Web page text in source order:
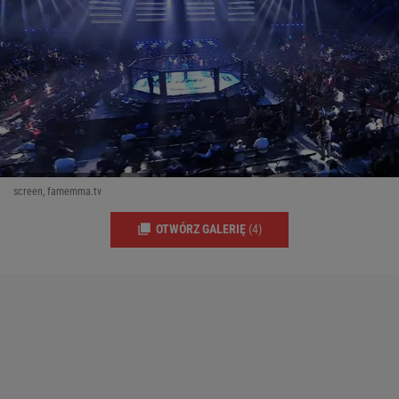
screen, famemma.tv
OTWÓRZ GALERIĘ (4)